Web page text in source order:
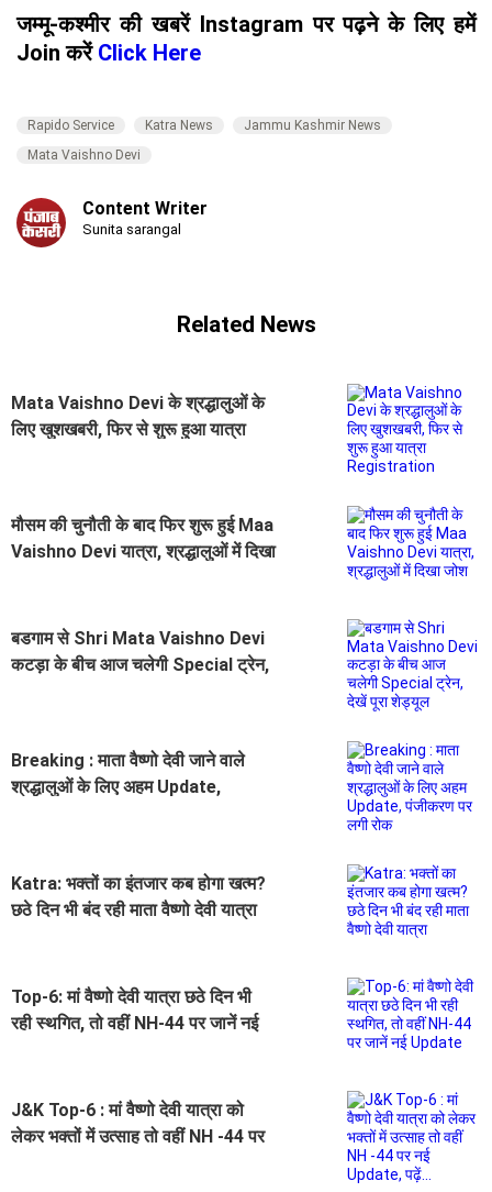
जम्मू-कश्मीर की खबरें Instagram पर पढ़ने के लिए हमें
Join करें Click Here
Rapido Service Katra News
Jammu Kashmir News
Mata Vaishno Devi
Content Writer
Sunita sarangal
Related News
Mata Vaishno Devi के श्रद्धालुओं के
लिए खुशखबरी, फिर से शुरू हुआ यात्रा
मौसम की चुनौती के बाद फिर शुरू हुई Maa
Vaishno Devi यात्रा, श्रद्धालुओं में दिखा
बडगाम से Shri Mata Vaishno Devi
कटड़ा के बीच आज चलेगी Special ट्रेन,
Breaking : माता वैष्णो देवी जाने वाले
श्रद्धालुओं के लिए अहम Update,
Katra: भक्तों का इंतजार कब होगा खत्म?
छठे दिन भी बंद रही माता वैष्णो देवी यात्रा
Top-6: मां वैष्णो देवी यात्रा छठे दिन भी
रही स्थगित, तो वहीं NH-44 पर जानें नई
J&K Top-6 : मां वैष्णो देवी यात्रा को
लेकर भक्तों में उत्साह तो वहीं NH -44 पर